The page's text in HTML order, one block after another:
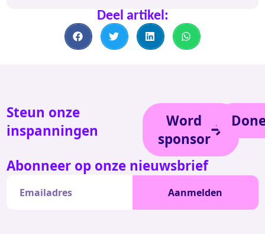
Deel artikel:
Steun onze
inspanningen
Word
sponsor
Abonneer op onze nieuwsbrief
Aanmelden